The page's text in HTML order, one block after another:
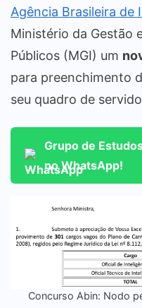
Agência Brasileira de
Ministério da Gestão
Públicos (MGI) um
para preenchimento
seu quadro de
Grupo de
no WhatsApp!
Concurso Abin: Nodo